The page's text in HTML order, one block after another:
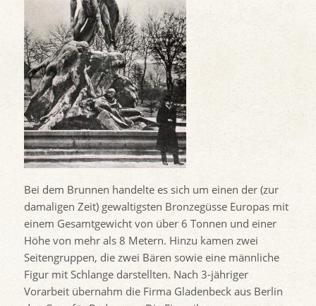
Bei dem Brunnen handelte es sich um einen der (zur
damaligen Zeit) gewaltigsten Bronzegüsse Europas mit
einem Gesamtgewicht von über 6 Tonnen und einer
Höhe von mehr als 8 Metern. Hinzu kamen zwei
Seitengruppen, die zwei Bären sowie eine männliche
Figur mit Schlange darstellten. Nach 3-jähriger
Vorarbeit übernahm die Firma Gladenbeck aus Berlin